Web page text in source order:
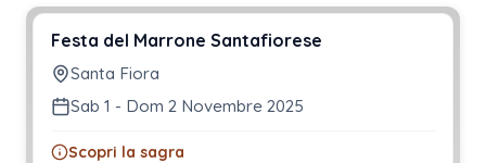
Festa del Marrone Santafiorese
Santa Fiora
Sab 1 - Dom 2 Novembre 2025
Scopri la sagra